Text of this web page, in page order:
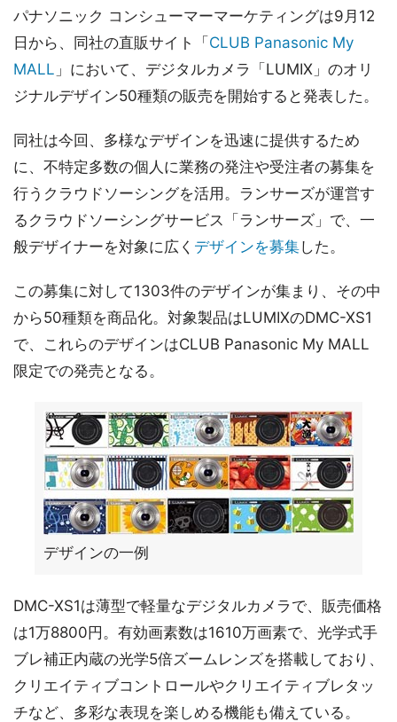
パナソニック コンシューマーマーケティングは9月12
日から、同社の直販サイト「 CLUB Panasonic My
MALL 」において、デジタルカメラ「LUMIX」のオリ
ジナルデザイン50種類の販売を開始すると発表した。
同社は今回、多様なデザインを迅速に提供するため
に、不特定多数の個人に業務の発注や受注者の募集を
行うクラウドソーシングを活用。ランサーズが運営す
るクラウドソーシングサービス「ランサーズ」で、一
般デザイナーを対象に広く デザインを募集した。
この募集に対して1303件のデザインが集まり、その中
から50種類を商品化。対象製品はLUMIXのDMC-XS1
で、これらのデザインはCLUB Panasonic My MALL
限定での発売となる。
デザインの一例
DMC-XS1は薄型で軽量なデジタルカメラで、販売価格
は1万8800円。有効画素数は1610万画素で、光学式手
ブレ補正内蔵の光学5倍ズームレンズを搭載しており、
クリエイティブコントロールやクリエイティブレタッ
チなど、多彩な表現を楽しめる機能も備えている。